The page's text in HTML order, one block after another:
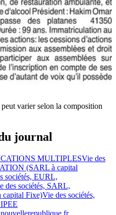
varier selon la composition
journal
MULTIPLESVie des
(SARL à capital
sociétés, EURL,
des sociétés, SARL,
Fixe)Vie des sociétés,